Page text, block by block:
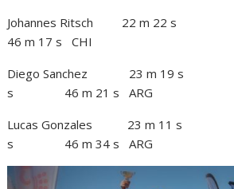
Johannes Ritsch 22 m
46 m 17 s CHI
Diego Sanchez 23 m 19 s
s 46 m 21 s ARG
Lucas Gonzales 23 m 11 s
s 46 m 34 s ARG